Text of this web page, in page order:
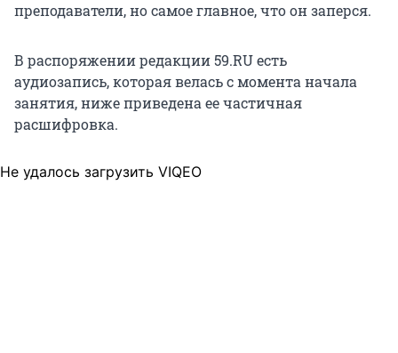
преподаватели, но самое главное, что он заперся.
В распоряжении редакции 59.RU есть
аудиозапись, которая велась с момента начала
занятия, ниже приведена ее частичная
расшифровка.
Не удалось загрузить VIQEO